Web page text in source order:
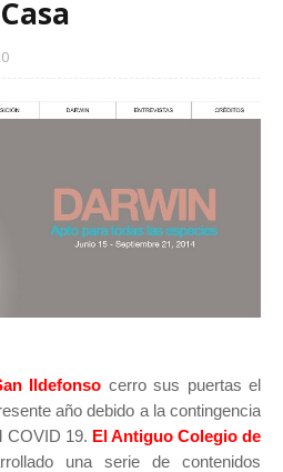
Ildefonso cerro sus puertas el
año debido a la contingencia
COVID 19. El Antiguo Colegio de
una serie de contenidos